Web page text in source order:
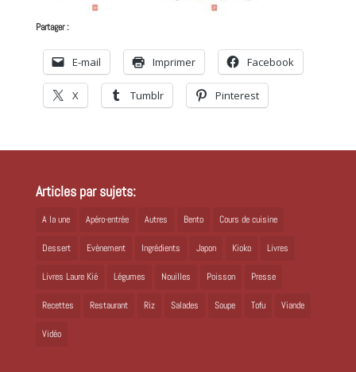
Partager :
E-mail Imprimer Facebook
X Tumblr Pinterest
Articles par sujets:
A la une Apéro-entrée Autres Bento Cours de cuisine
Dessert Evènement Ingrédients Japon Kioko Livres
Livres Laure Kié Légumes Nouilles Poisson Presse
Recettes Restaurant Riz Salades Soupe Tofu Viande
Vidéo